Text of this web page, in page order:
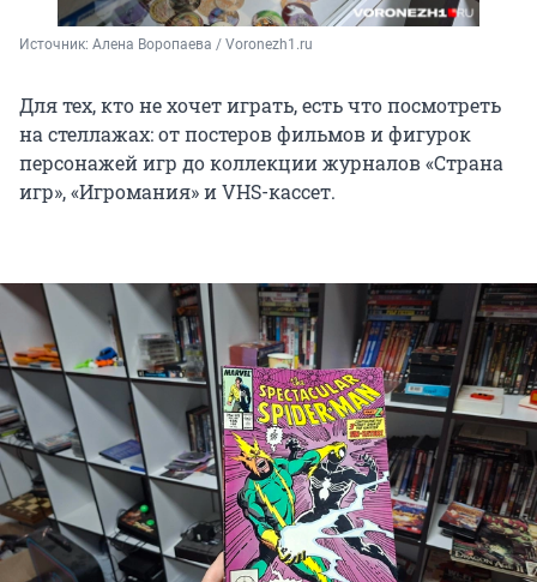
Источник: Алена Воропаева / Voronezh1.ru
Для тех, кто не хочет играть, есть что посмотреть
на стеллажах: от постеров фильмов и фигурок
персонажей игр до коллекции журналов «Страна
игр», «Игромания» иVHS-кассет.